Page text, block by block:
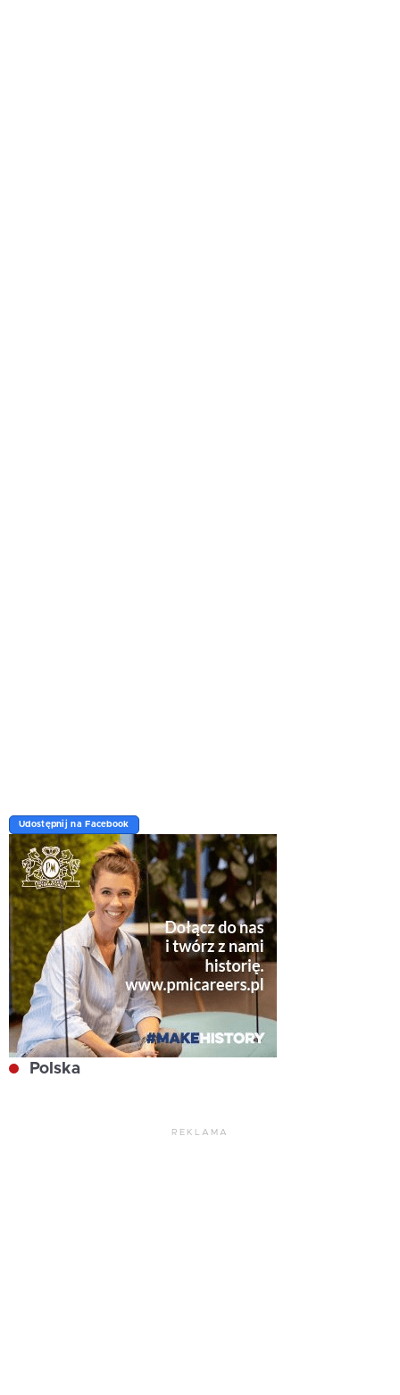
Udostępnij na Facebook
Polska
REKLAMA